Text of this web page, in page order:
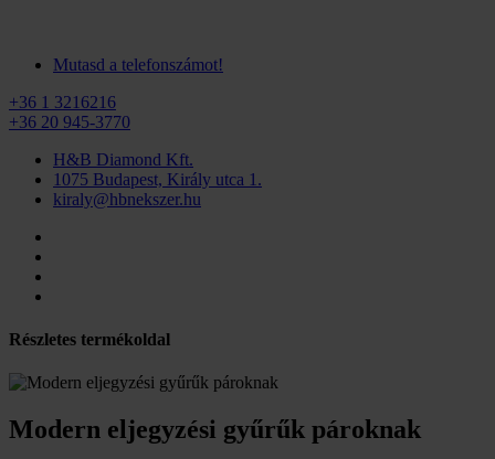
Mutasd a telefonszámot!
+36 1 3216216
+36 20 945-3770
H&B Diamond Kft.
1075 Budapest, Király utca 1.
kiraly@hbnekszer.hu
Részletes termékoldal
Modern eljegyzési gyűrűk pároknak